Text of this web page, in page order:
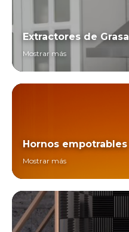
Extractores de Grasa
Mostrar más
Hornos empotrables
Mostrar más